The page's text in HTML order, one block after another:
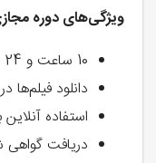
ویژگی‌های دوره
10 ساعت و 24 دقیقه فیلم آموزشی
دانلود فیلم‌ها
استفاده
دریافت